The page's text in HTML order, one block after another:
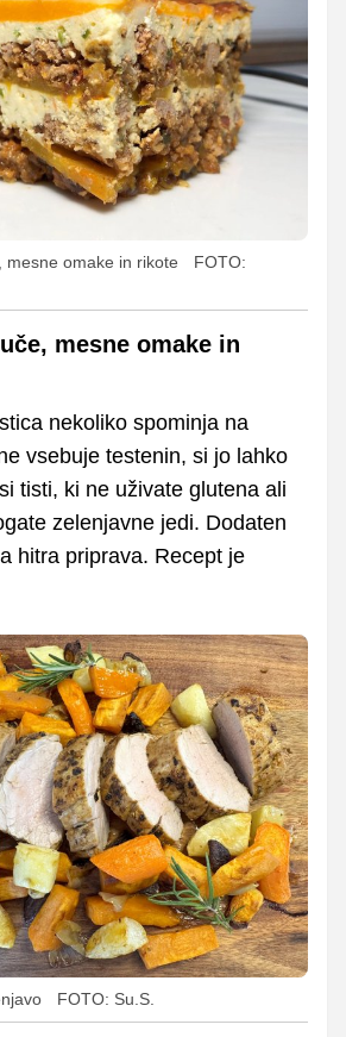
mesne omake in rikote
FOTO:
mesne omake in
nekoliko spominja na
vsebuje testenin, si jo lahko
tisti, ki ne uživate glutena ali
zelenjavne jedi. Dodaten
hitra priprava. Recept je
FOTO: Su.S.